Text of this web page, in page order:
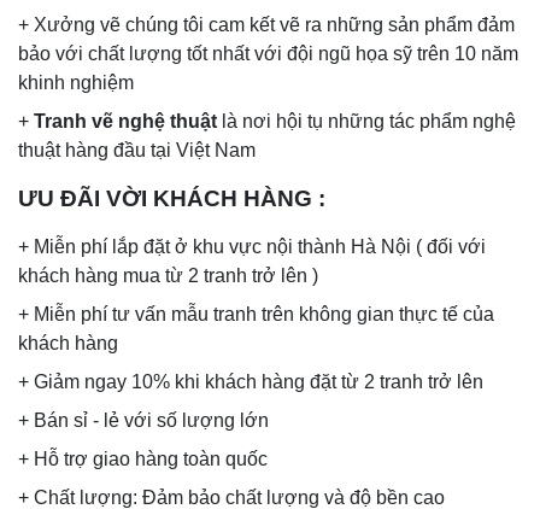
+ Xưởng vẽ chúng tôi cam kết vẽ ra những sản phẩm đảm
bảo với chất lượng tốt nhất với đội ngũ họa sỹ trên 10 năm
khinh nghiệm
+ Tranh vẽ nghệ thuật là nơi hội tụ những tác phẩm nghệ
thuật hàng đầu tại Việt Nam
ƯU ĐÃI VỜI KHÁCH HÀNG :
+ Miễn phí lắp đặt ở khu vực nội thành Hà Nội ( đối với
khách hàng mua từ 2 tranh trở lên )
+ Miễn phí tư vấn mẫu tranh trên không gian thực tế của
khách hàng
+ Giảm ngay 10% khi khách hàng đặt từ 2 tranh trở lên
+ Bán sỉ - lẻ với số lượng lớn
+ Hỗ trợ giao hàng toàn quốc
+ Chất lượng: Đảm bảo chất lượng và độ bền cao